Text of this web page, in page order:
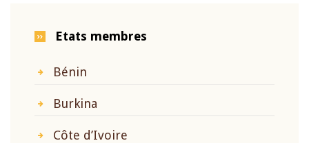
Etats membres
Bénin
Burkina
Côte d’Ivoire